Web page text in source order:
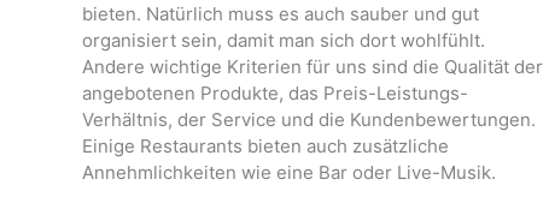
bieten. Natürlich muss es auch sauber und gut
organisiert sein, damit man sich dort wohlfühlt.
Andere wichtige Kriterien für uns sind die Qualität der
angebotenen Produkte, das Preis-Leistungs-
Verhältnis, der Service und die Kundenbewertungen.
Einige Restaurants bieten auch zusätzliche
Annehmlichkeiten wie eine Bar oder Live-Musik.